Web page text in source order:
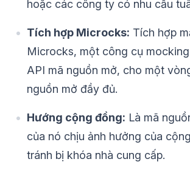
hoặc các công ty có nhu cầu
Tích hợp Microcks: Tích hợp
Microcks, một công cụ
API mã nguồn mở, cho một
nguồn mở đầy đủ.
Hướng cộng đồng: Là mã
của nó chịu ảnh hưởng của
tránh bị khóa nhà cung cấp.